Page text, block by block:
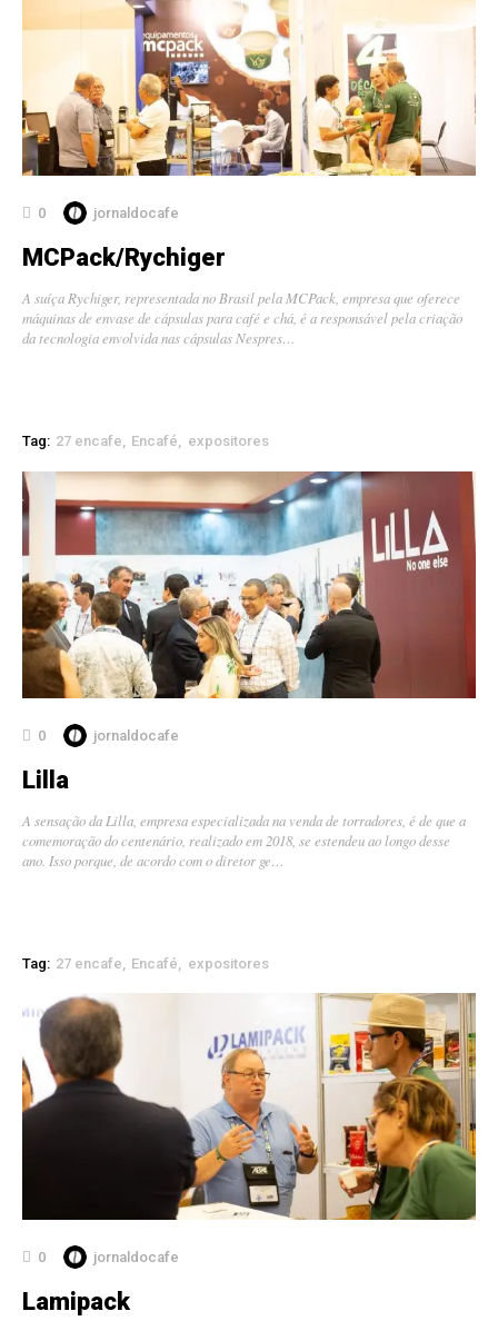
0 jornaldocafe
MCPack/Rychiger
A suíça Rychiger, representada no Brasil pela MCPack, empresa que oferece
máquinas de envase de cápsulas para café e chá, é a responsável pela criação
da tecnologia envolvida nas cápsulas Nespres…
Tag: 27 encafe Encafé expositores
0 jornaldocafe
Lilla
A sensação da Lilla, empresa especializada na venda de torradores, é de que a
comemoração do centenário, realizado em 2018, se estendeu ao longo desse
ano. Isso porque, de acordo com o diretor ge…
Tag: 27 encafe Encafé expositores
0 jornaldocafe
Lamipack